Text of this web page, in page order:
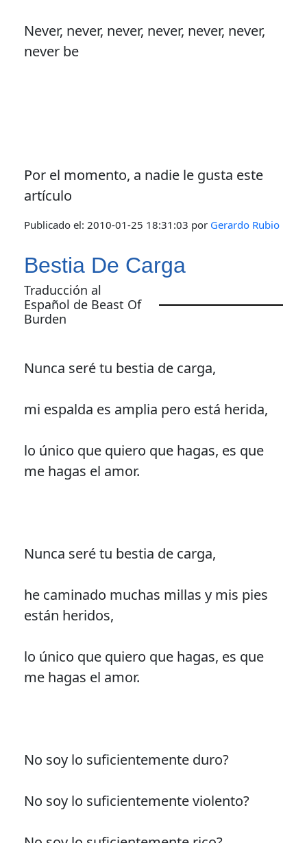
Never, never, never, never, never, never,
never be
Por el momento, a nadie le gusta este
artículo
Publicado el: 2010-01-25 18:31:03 por Gerardo Rubio
Bestia De Carga
Traducción al
Español de Beast Of
Burden
Nunca seré tu bestia de carga,
mi espalda es amplia pero está herida,
lo único que quiero que hagas, es que
me hagas el amor.
Nunca seré tu bestia de carga,
he caminado muchas millas y mis pies
están heridos,
lo único que quiero que hagas, es que
me hagas el amor.
No soy lo suficientemente duro?
No soy lo suficientemente violento?